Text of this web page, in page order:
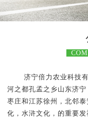
济宁倍力农业科技有
河之都孔孟之乡山东济
枣庄和江苏徐州，北邻
化，水浒文化，的重要